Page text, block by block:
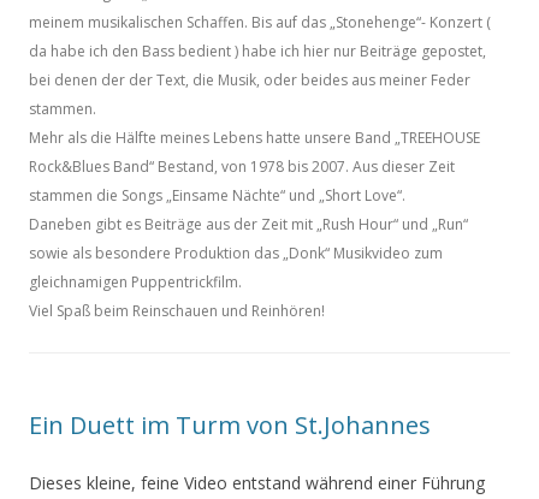
meinem musikalischen Schaffen. Bis auf das „Stonehenge“- Konzert (
da habe ich den Bass bedient ) habe ich hier nur Beiträge gepostet,
bei denen der der Text, die Musik, oder beides aus meiner Feder
stammen.
Mehr als die Hälfte meines Lebens hatte unsere Band „TREEHOUSE
Rock&Blues Band“ Bestand, von 1978 bis 2007. Aus dieser Zeit
stammen die Songs „Einsame Nächte“ und „Short Love“.
Daneben gibt es Beiträge aus der Zeit mit „Rush Hour“ und „Run“
sowie als besondere Produktion das „Donk“ Musikvideo zum
gleichnamigen Puppentrickfilm.
Viel Spaß beim Reinschauen und Reinhören!
Ein Duett im Turm von St.Johannes
Dieses kleine, feine Video entstand während einer Führung